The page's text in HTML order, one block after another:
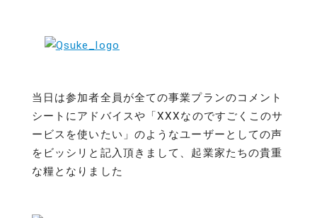
当日は参加者全員が全ての事業プランのコメント
シートにアドバイスや「XXXなのですごくこのサ
ービスを使いたい」のようなユーザーとしての声
をビッシリと記入頂きまして、起業家たちの貴重
な糧となりました